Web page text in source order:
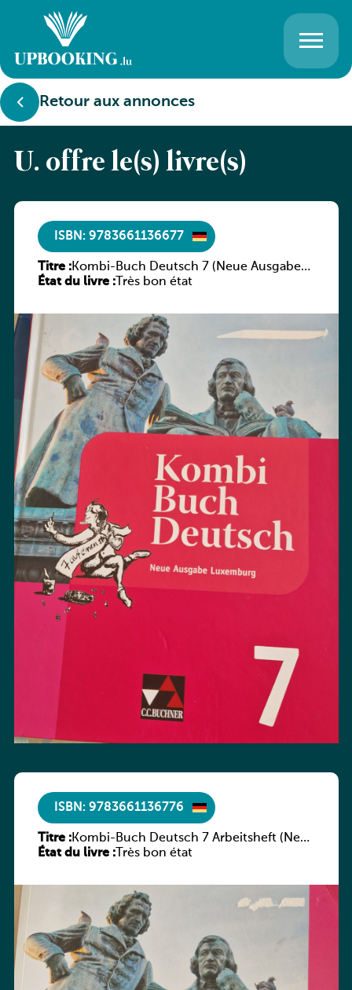
Retour aux annonces
U. offre le(s) livre(s)
ISBN: 9783661136677
Titre :Kombi-Buch Deutsch 7 (Neue Ausgabe
Luxemburg)
État du livre :Très bon état
ISBN: 9783661136776
Titre :Kombi-Buch Deutsch 7 Arbeitsheft (Neue
Ausgabe Luxemburg)
État du livre :Très bon état